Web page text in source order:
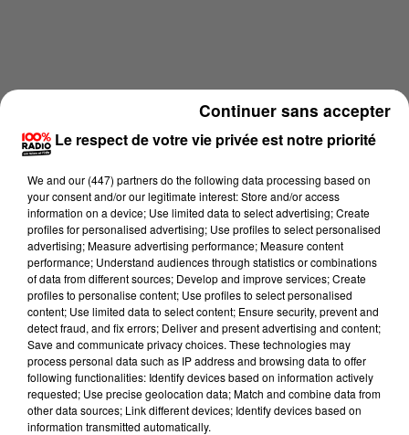
Lecture (1 min 14 sec)
100%
Le respect de votre vie privée est notre priorité
We and our (447) partnersdo the following data processing based on
your consent and/or our legitimate interest: Store and/or access
information on a device; Use limited data to select advertising; Create
profiles for personalised advertising; Use profiles to select personalised
advertising; Measure advertising performance; Measure content
performance; Understand audiences through statistics or combinations
of data from different sources; Develop and improve services; Create
profiles to personalise content; Use profiles to select personalised
content; Use limited data to select content; Ensure security, prevent and
detect fraud, and fix errors; Deliver and present advertising and content;
Save and communicate privacy choices. These technologies may
process personal data such as IP address and browsing data to offer
following functionalities: Identify devices based on information actively
requested; Use precise geolocation data; Match and combine data from
other data sources; Link different devices; Identify devices based on
information transmitted automatically.
Continuer sans accepter